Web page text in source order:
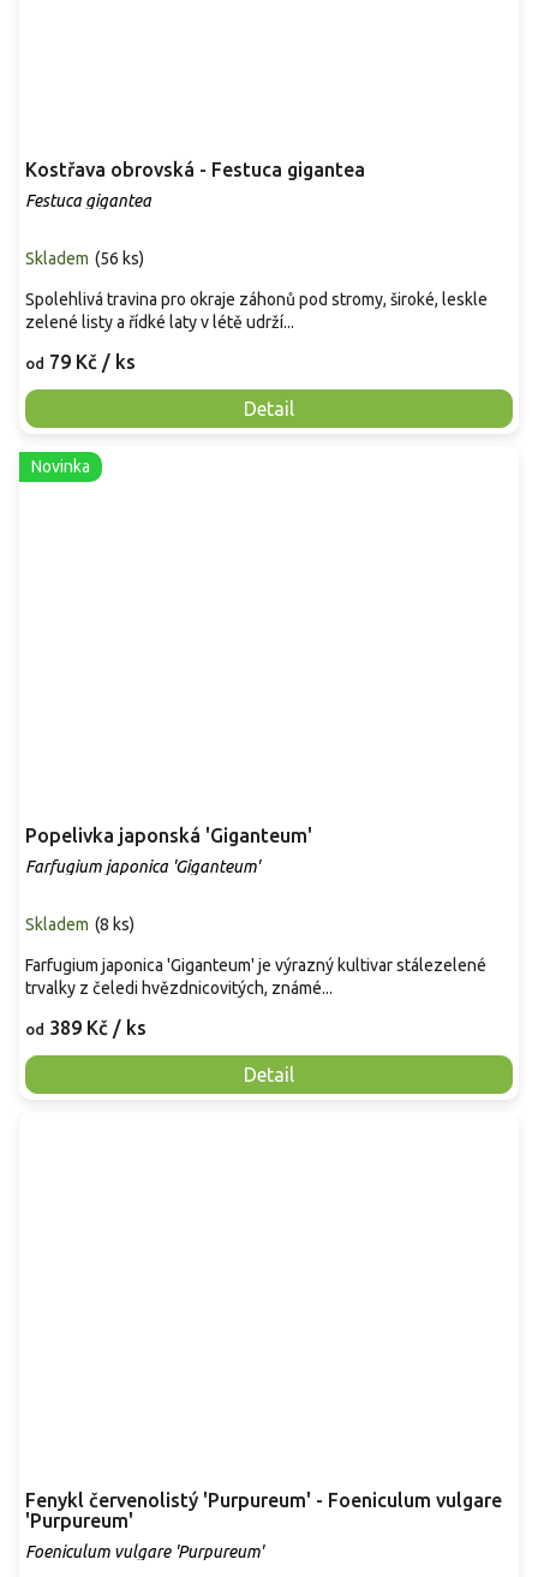
Kostřava obrovská - Festuca gigantea
Festuca gigantea
Skladem (56 ks)
od 79 Kč / ks
Detail
Spolehlivá travina pro okraje záhonů pod stromy, široké, leskle
zelené listy a řídké laty v létě udrží...
Novinka
Popelivka japonská 'Giganteum'
Farfugium japonica 'Giganteum'
Skladem (8 ks)
od 389 Kč / ks
Detail
Farfugium japonica 'Giganteum' je výrazný kultivar stálezelené
trvalky z čeledi hvězdnicovitých, známé...
Fenykl červenolistý 'Purpureum' - Foeniculum vulgare
'Purpureum'
Foeniculum vulgare 'Purpureum'